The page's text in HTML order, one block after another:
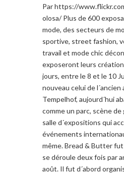
Par https://
olosa/ Plus de 600
mode, des secteurs de
sportive, street fashion,
travail et mode chic
exposeront leurs
jours, entre le 8 et le 10
nouveau celui de
Tempelhof, aujourd´hui
comme un parc, scène
salle d´expositions qui
événements
même. Bread & Butter
se déroule deux fois par
août. Il fut d´abord